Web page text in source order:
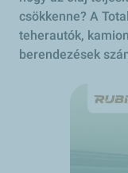
csökkenne? A
teherautók,
berendezések